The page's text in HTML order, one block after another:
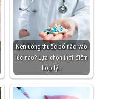
Nên uống thuốc bổ não vào
lúc nào? Lựa chọn thời điểm
hợp lý…